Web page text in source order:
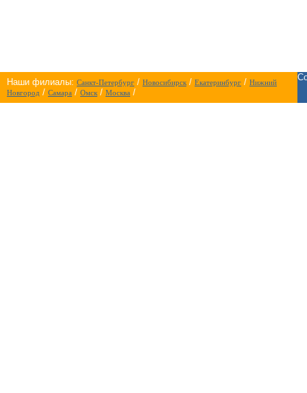
Наши филиалы: Санкт-Петербург / Новосибирск/ Екатеринбург / Нижний
Новгород / Самара / Омск/ Москва /